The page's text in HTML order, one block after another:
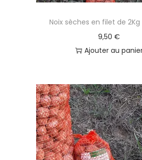
Noix sèches en filet de
9,50€
Ajouter au